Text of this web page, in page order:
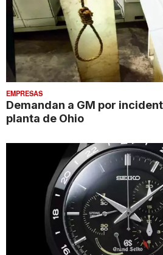
EMPRESAS
Demandan a GM por
planta de Ohio